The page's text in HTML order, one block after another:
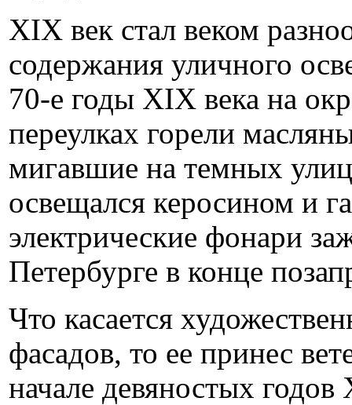
XIX век стал веком
содержания уличного
70-е годы XIX века на
переулках горели
мигавшие на темных
освещался керосином и
электрические фонари
Петербурге в конце
Что касается
фасадов, то ее принес
начале девяностых